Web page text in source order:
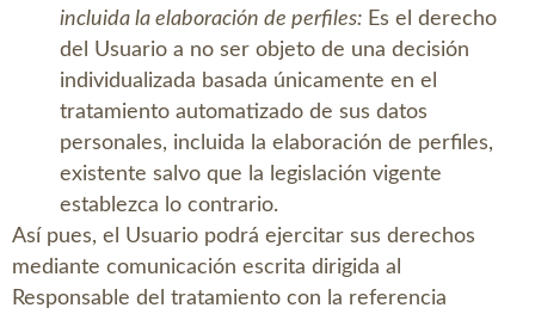
incluida la elaboración de perfiles: Es el derecho
del Usuario a no ser objeto de una decisión
individualizada basada únicamente en el
tratamiento automatizado de sus datos
personales, incluida la elaboración de perfiles,
existente salvo que la legislación vigente
establezca lo contrario.
Así pues, el Usuario podrá ejercitar sus derechos
mediante comunicación escrita dirigida al
Responsable del tratamiento con la referencia